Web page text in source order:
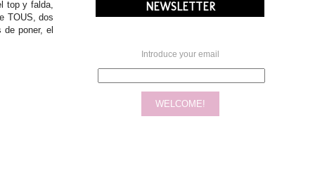
top y falda,
TOUS, dos
poner, el
NEWSLETTER
Introduce your email